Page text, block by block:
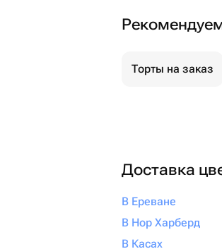
Торты на заказ
Доставка
В Ереване
В Нор Харберд
В Касах